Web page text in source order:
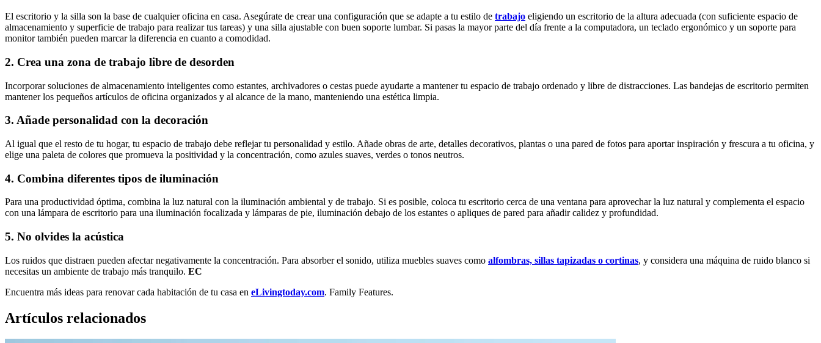
El escritorio y la silla son la base de cualquier oficina en casa. Asegúrate de crear una configuración que se adapte a tu estilo de trabajo eligiendo un escritorio de la altura adecuada (con suficiente espacio de
almacenamiento y superficie de trabajo para realizar tus tareas) y una silla ajustable con buen soporte lumbar. Si pasas la mayor parte del día frente a la computadora, un teclado ergonómico y un soporte para
monitor también pueden marcar la diferencia en cuanto a comodidad.
2. Crea una zona de trabajo libre de desorden
Incorporar soluciones de almacenamiento inteligentes como estantes, archivadores o cestas puede ayudarte a mantener tu espacio de trabajo ordenado y libre de distracciones. Las bandejas de escritorio permiten
mantener los pequeños artículos de oficina organizados y al alcance de la mano, manteniendo una estética limpia.
3. Añade personalidad con la decoración
Al igual que el resto de tu hogar, tu espacio de trabajo debe reflejar tu personalidad y estilo. Añade obras de arte, detalles decorativos, plantas o una pared de fotos para aportar inspiración y frescura a tu oficina, y
elige una paleta de colores que promueva la positividad y la concentración, como azules suaves, verdes o tonos neutros.
4. Combina diferentes tipos de iluminación
Para una productividad óptima, combina la luz natural con la iluminación ambiental y de trabajo. Si es posible, coloca tu escritorio cerca de una ventana para aprovechar la luz natural y complementa el espacio
con una lámpara de escritorio para una iluminación focalizada y lámparas de pie, iluminación debajo de los estantes o apliques de pared para añadir calidez y profundidad.
5. No olvides la acústica
Los ruidos que distraen pueden afectar negativamente la concentración. Para absorber el sonido, utiliza muebles suaves como alfombras, sillas tapizadas o cortinas, y considera una máquina de ruido blanco si
necesitas un ambiente de trabajo más tranquilo. EC
Encuentra más ideas para renovar cada habitación de tu casa en eLivingtoday.com. Family Features.
Artículos relacionados